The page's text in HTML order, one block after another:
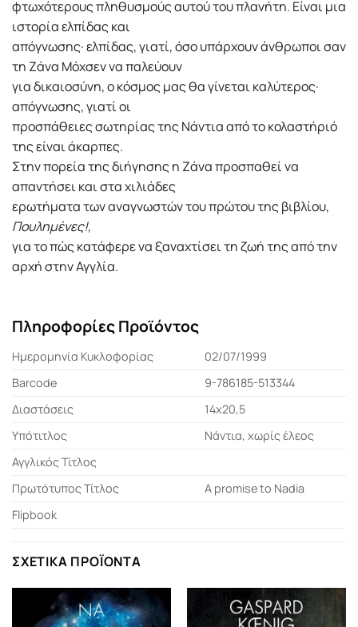
φτωχότερους πληθυσμούς αυτού του πλανήτη. Είναι μια
ιστορία ελπίδας και
απόγνωσης· ελπίδας, γιατί, όσο υπάρχουν άνθρωποι σαν
τη Ζάνα Μόχσεν να παλεύουν
για δικαιοσύνη, ο κόσμος μας θα γίνεται καλύτερος·
απόγνωσης, γιατί οι
προσπάθειες σωτηρίας της Νάντια από το κολαστήριό
της είναι άκαρπες.
Στην πορεία της διήγησης η Ζάνα προσπαθεί να
απαντήσει και στα χιλιάδες
ερωτήματα των αναγνωστών του πρώτου της βιβλίου,
Πουλημένες!,
για το πώς κατάφερε να ξαναχτίσει τη ζωή της από την
αρχή στην Αγγλία.
Πληροφορίες Προϊόντος
Ημερομηνία Κυκλοφορίας
02/07/1999
Barcode
9-786185-513344
Διαστάσεις
14x20,5
Υπότιτλος
Νάντια, χωρίς έλεος
Αγγλικός Τίτλος
Πρωτότυπος Τίτλος
A promise to Nadia
Flipbook
ΣΧΕΤΙΚΆ ΠΡΟΪΌΝΤΑ